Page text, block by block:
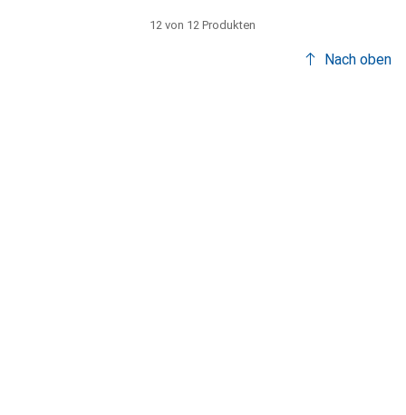
12 von 12 Produkten
Nach oben